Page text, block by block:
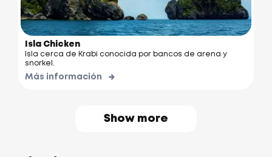
Isla Chicken
Isla cerca de Krabi conocida por bancos de arena y
snorkel.
Más información
Show more